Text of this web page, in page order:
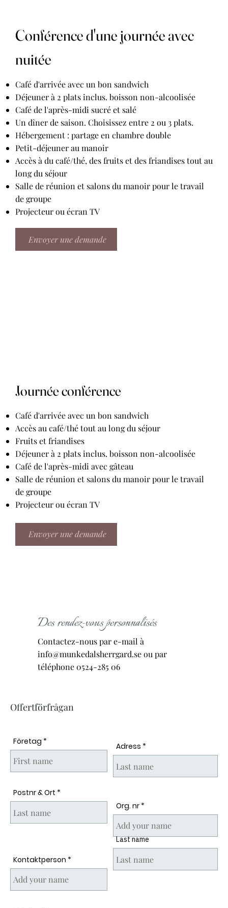
Conférence d'une journée avec
nuitée
Café d'arrivée avec un bon sandwich
Déjeuner à 2 plats inclus. boisson non-alcoolisée
Café de l'après-midi sucré et salé
Un dîner de saison. Choisissez entre 2 ou 3 plats.
Hébergement : partage en chambre double
Petit-déjeuner au manoir
Accès à du café/thé, des fruits et des friandises tout au
long du séjour
Salle de réunion et salons du manoir pour le travail
de groupe
Projecteur ou écran TV
Envoyer une demande
Journée conférence
Café d'arrivée avec un bon sandwich
Accès au café/thé tout au long du séjour
Fruits et friandises
Déjeuner à 2 plats inclus. boisson non-alcoolisée
Café de l'après-midi avec gâteau
Salle de réunion et salons du manoir pour le travail
de groupe
Projecteur ou écran TV
Envoyer une demande
Des rendez-vous personnalisés
Contactez-nous par e-mail à
info@munkedalsherrgard.seou par
téléphone 0524-285 06
Offertförfrågan
Företag
Postnr & Ort
Adress
Org. nr
Kontaktperson
Last name